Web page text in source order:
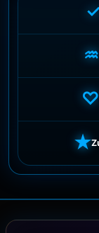
✓
♒
♡
★